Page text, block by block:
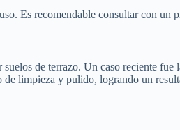
Es recomendable consultar con un
de terrazo. Un caso reciente
limpieza y pulido, logrando un